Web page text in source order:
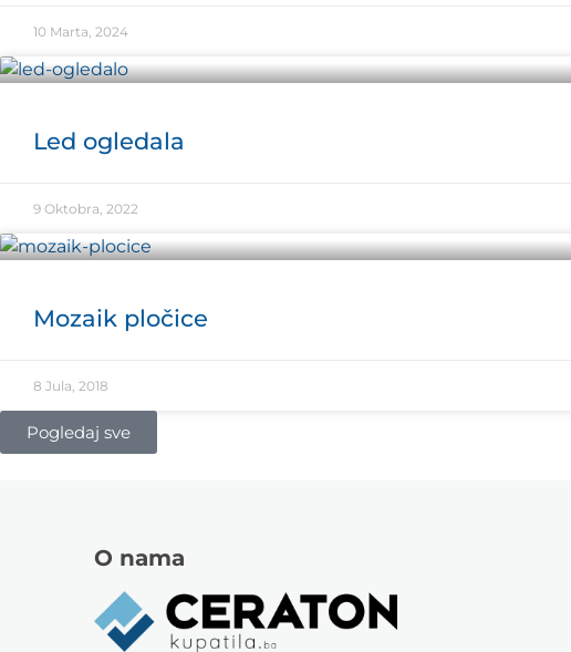
10 Marta, 2024
Led ogledala
9 Oktobra, 2022
Mozaik pločice
8 Jula, 2018
Pogledaj sve
O nama